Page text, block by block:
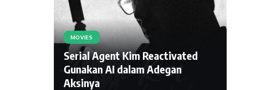
MOVIES
Serial Agent Kim Reactivated
Gunakan AI dalam Adegan
Aksinya